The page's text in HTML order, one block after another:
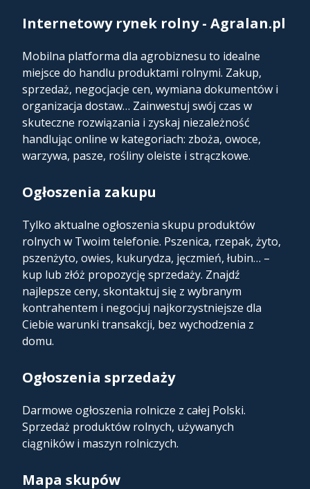
Internetowy rynek rolny - Agralan.pl
Mobilna platforma dla agrobiznesu to idealne
miejsce do handlu produktami rolnymi. Zakup,
sprzedaż, negocjacje cen, wymiana dokumentów i
organizacja dostaw… Zainwestuj swój czas w
skuteczne rozwiązania i zyskaj niezależność
handlując online w kategoriach: zboża, owoce,
warzywa, pasze, rośliny oleiste i strączkowe.
Ogłoszenia zakupu
Tylko aktualne ogłoszenia skupu produktów
rolnych w Twoim telefonie. Pszenica, rzepak, żyto,
pszenżyto, owies, kukurydza, jęczmień, łubin… –
kup lub złóż propozycję sprzedaży. Znajdź
najlepsze ceny, skontaktuj się z wybranym
kontrahentem i negocjuj najkorzystniejsze dla
Ciebie warunki transakcji, bez wychodzenia z
domu.
Ogłoszenia sprzedaży
Darmowe ogłoszenia rolnicze z całej Polski.
Sprzedaż produktów rolnych, używanych
ciągników i maszyn rolniczych.
Mapa skupów​